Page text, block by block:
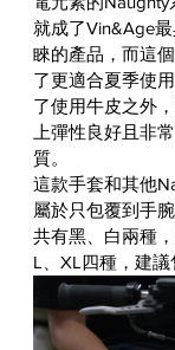
就成了Vin&Age
睞的產品，而這
了更適合夏季使
了使用牛皮之外
上彈性良好且非
質。
這款手套和其他
屬於只包覆到手
共有黑、白兩種
L、XL四種，建議